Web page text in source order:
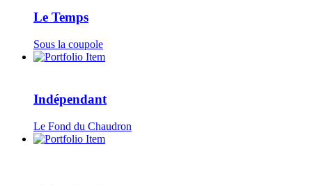
Le Temps
Sous la coupole
Indépendant
Le Fond du Chaudron